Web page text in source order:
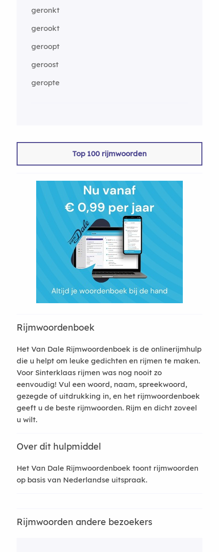
geronkt
gerookt
geroopt
geroost
geropte
Top 100 rijmwoorden
Rijmwoordenboek
Het Van Dale Rijmwoordenboek is de onlinerijmhulp
die u helpt om leuke gedichten en rijmen te maken.
Voor Sinterklaas rijmen was nog nooit zo
eenvoudig! Vul een woord, naam, spreekwoord,
gezegde of uitdrukking in, en het rijmwoordenboek
geeft u de beste rijmwoorden. Rijm en dicht zoveel
u wilt.
Over dit hulpmiddel
Het Van Dale Rijmwoordenboek toont rijmwoorden
op basis van Nederlandse uitspraak.
Rijmwoorden andere bezoekers